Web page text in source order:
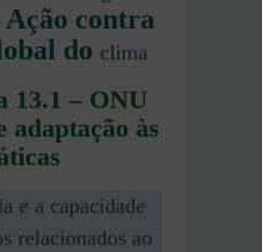
Ação contra
do clima
13.1 – ONU
adaptação às
e a capacidade
relacionados ao